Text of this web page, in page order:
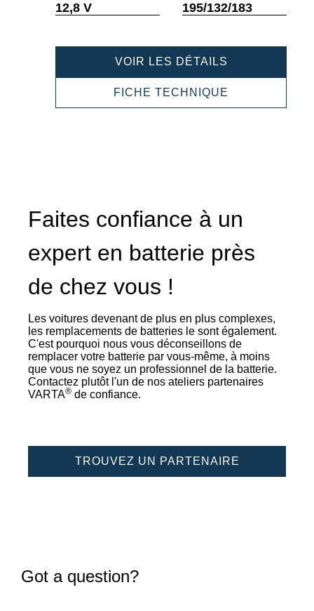
12,8 V 195/132/183
VOIR LES DÉTAILS
ION
850050000
FICHE TECHNIQUE
Faites confiance à un
expert en batterie près
de chez vous !
Les voitures devenant de plus en plus complexes,
les remplacements de batteries le sont également.
C'est pourquoi nous vous déconseillons de
remplacer votre batterie par vous-même, à moins
que vous ne soyez un professionnel de la batterie.
Contactez plutôt l'un de nos ateliers partenaires
VARTA® de confiance.
TROUVEZ UN PARTENAIRE
Got a question?